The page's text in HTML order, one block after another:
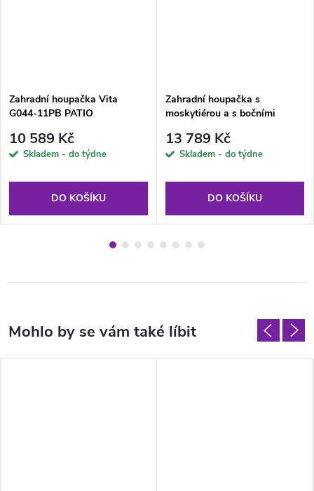
Zahradní houpačka Vita
G044-11PB PATIO
10 589 Kč
Skladem - do týdne
DO KOŠÍKU
Zahradní houpačka s
moskytiérou a s bočními
Edition A101-02PB PATIO
13 789 Kč
Skladem - do týdne
DO KOŠÍKU